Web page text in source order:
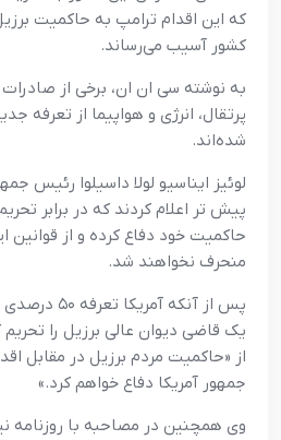
که این اقدام ترامپ به حاکمیت
کشور آسیب می‌رساند.
به نوشته سی ان ان، برخی از
شده‌اند.
لوئیز ایناسیو لولا داسیلوا رئیس
پیش تر اعلام کردند که در برابر
حاکمیت خود دفاع کرده و از قوانین
منحرف نخواهند شد.
پس از آنکه
یک قاضی دیوان عالی برزیل را تحریم
از «حاکمیت مردم برزیل در مقابل
جمهور آمریکا دفاع خواهم کرد.»
وی همچنین در مصاحبه با روزنامه